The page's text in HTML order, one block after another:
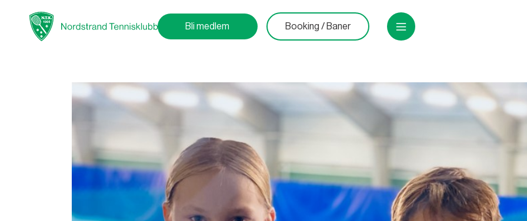
Bli medlem Booking / Baner